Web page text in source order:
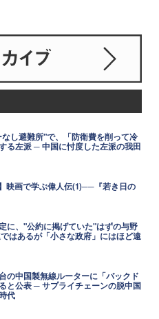
なし避難所"で、「防衛費を削って冷
る左派 ─ 中国に忖度した左派の我田
映画で学ぶ偉人伝(1)──『若き日の
に、"公約に掲げていた"はずの与野
はあるが「小さな政府」にはほど遠
の中国製無線ルーターに「バックド
と公表 ─ サプライチェーンの脱中国
代